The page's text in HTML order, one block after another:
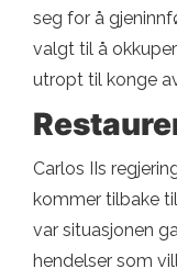
seg for å
valgt til å
utropt til konge
Carlos IIs
kommer tilbake
var situasjonen
hendelser som